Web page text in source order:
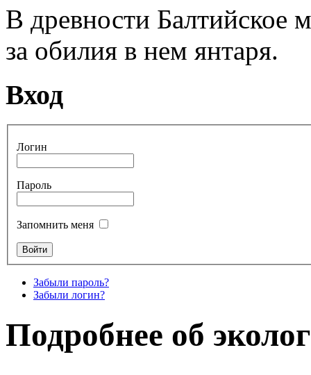
В древности Балтийское
за обилия в нем янтаря.
Вход
Логин
Пароль
Запомнить меня
Забыли пароль?
Забыли логин?
Подробнее об